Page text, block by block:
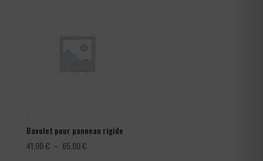
Bavolet pour panneau rigide
41,00€ – 65,00€Plage